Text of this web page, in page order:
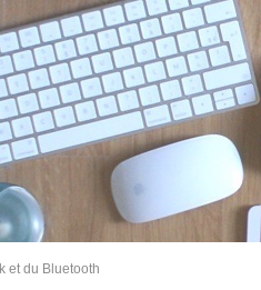
et du Bluetooth